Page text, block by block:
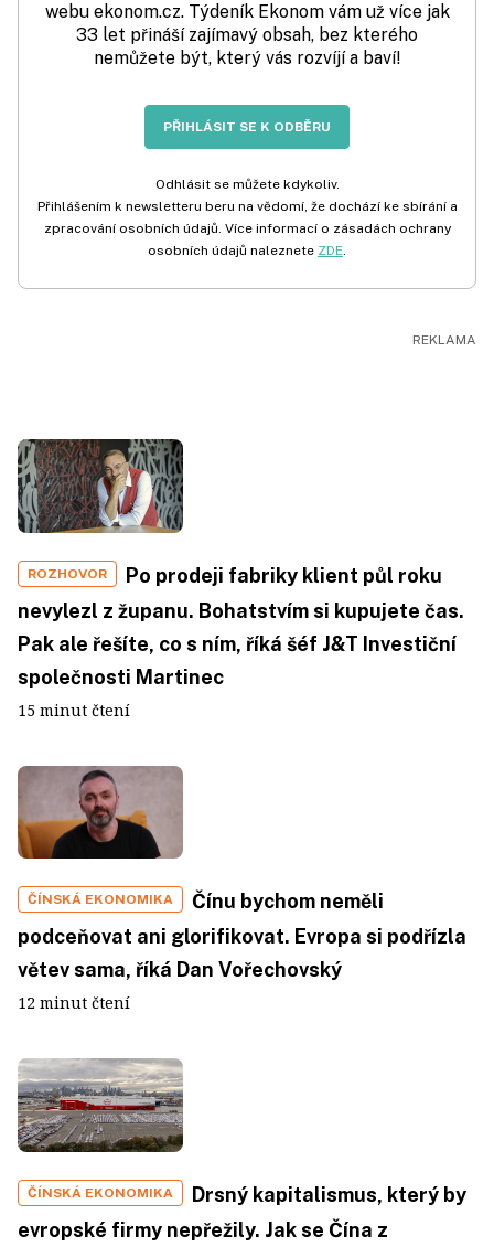
webu ekonom.cz. Týdeník Ekonom vám už více jak
33 let přináší zajímavý obsah, bez kterého
nemůžete být, který vás rozvíjí a baví!
PŘIHLÁSIT SE K ODBĚRU
Odhlásit se můžete kdykoliv.
Přihlášením k newsletteru beru na vědomí, že dochází ke sbírání a
zpracování osobních údajů. Více informací o zásadách ochrany
osobních údajů naleznete ZDE.
ROZHOVOR
Po prodeji fabriky klient půl roku
nevylezl z županu. Bohatstvím si kupujete čas.
Pak ale řešíte, co s ním, říká šéf J&T Investiční
společnosti Martinec
15 minut čtení
ČÍNSKÁ EKONOMIKA
Čínu bychom neměli
podceňovat ani glorifikovat. Evropa si podřízla
větev sama, říká Dan Vořechovský
12 minut čtení
ČÍNSKÁ EKONOMIKA
Drsný kapitalismus, který by
evropské firmy nepřežily. Jak se Čína z